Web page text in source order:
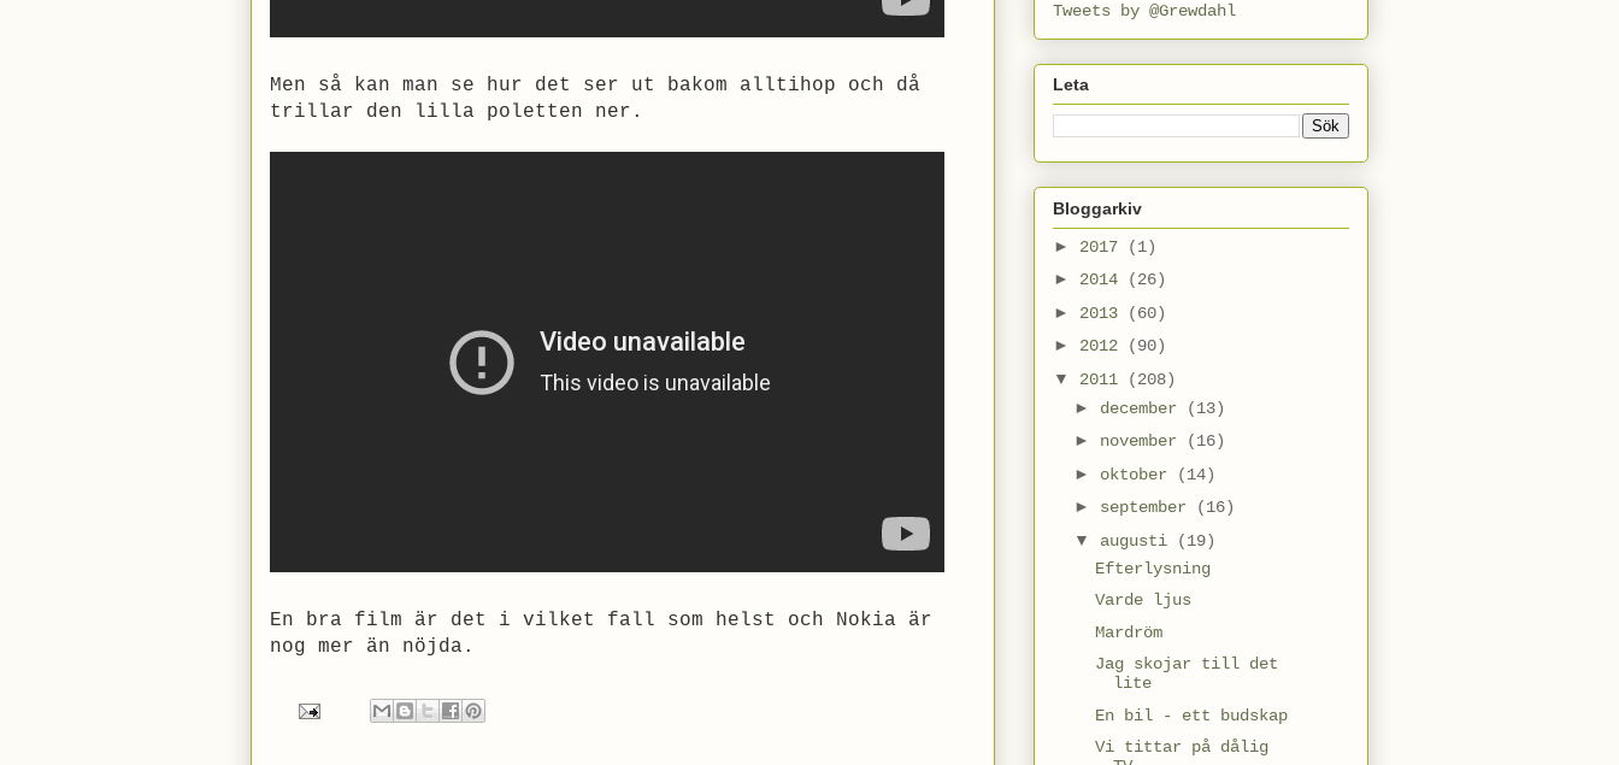
Men så kan man se hur det ser ut bakom alltihop och då
trillar den lilla poletten ner.
En bra film är det i vilket fall som helst och Nokia är
nog mer än nöjda.
Tweets by @Grewdahl
Leta
Bloggarkiv
► 2017
(1)
► 2014
(26)
► 2013
(60)
► 2012
(90)
▼ 2011
(208)
► december
(13)
► november
(16)
► oktober
(14)
► september
(16)
▼ augusti
(19)
Efterlysning
Varde ljus
Mardröm
Jag skojar till det
lite
En bil - ett budskap
Vi tittar på dålig